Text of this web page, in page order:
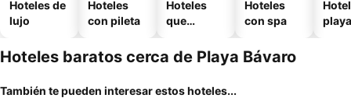
Hoteles de
lujo
Hoteles
con pileta
Hoteles
que
mascotas
Hoteles
con spa
playa
Hoteles baratos cerca de Playa Bávaro
También te pueden interesar estos hoteles...